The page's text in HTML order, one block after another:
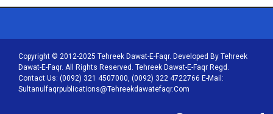
Copyright © 2012-2025 Tehreek Dawat-E-Faqr. Developed By Tehreek
Dawat-E-Faqr. All Rights Reserved. Tehreek Dawat-E-Faqr Regd.
Contact Us: (0092) 321 4507000, (0092) 322 4722766 E-Mail:
Sultanulfaqrpublications@tehreekdawatefaqr.com